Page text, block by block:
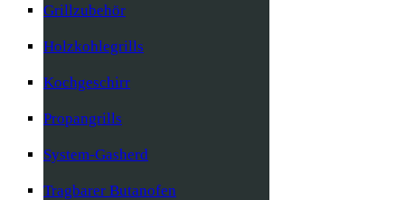
Grillzubehör
Holzkohlegrills
Kochgeschirr
Propangrills
System-Gasherd
Tragbarer Butanofen